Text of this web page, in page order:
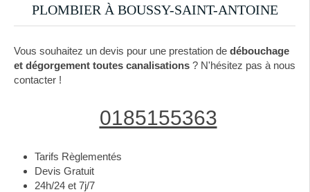
PLOMBIER À BOUSSY-SAINT-ANTOINE
Vous souhaitez un devis pour une prestation de débouchage
et dégorgement toutes canalisations ? N'hésitez pas à nous
contacter !
0185155363
Tarifs Règlementés
Devis Gratuit
24h/24 et 7j/7